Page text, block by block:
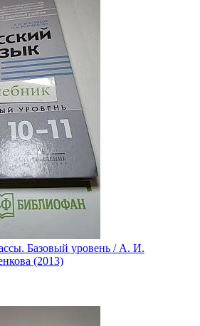
Базовый уровень / А. И.
(2013)